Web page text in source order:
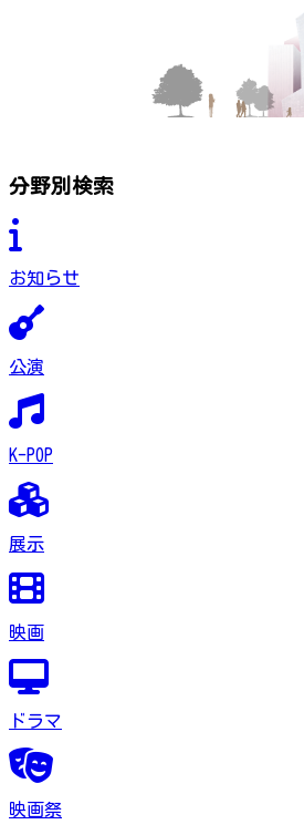
分野別検索
お知らせ
公演
K-POP
展示
映画
ドラマ
映画祭